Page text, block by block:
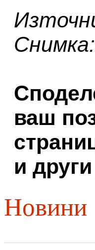
Снимка:
ваш
и
Новини